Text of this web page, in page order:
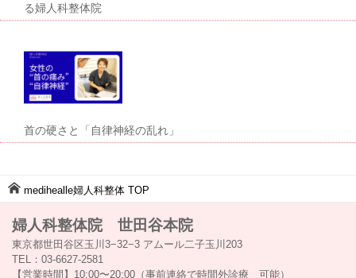
る婦人科整体院
首の硬さと「自律神経の乱れ」
medihealle婦人科整体 TOP
婦人科整体院 世田谷本院
東京都世田谷区玉川3−32−3 アムール二子玉川203
TEL：03-6627-2581
【営業時間】10:00〜20:00（事前連絡で時間外診療 可能）